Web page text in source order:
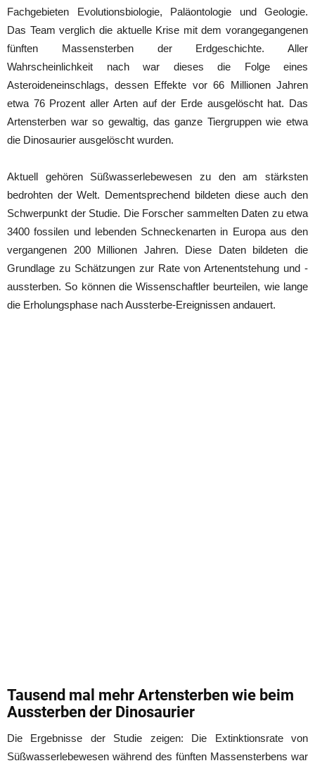
Fachgebieten Evolutionsbiologie, Paläontologie und Geologie.
Das Team verglich die aktuelle Krise mit dem vorangegangenen
fünften Massensterben der Erdgeschichte. Aller
Wahrscheinlichkeit nach war dieses die Folge eines
Asteroideneinschlags, dessen Effekte vor 66 Millionen Jahren
etwa 76 Prozent aller Arten auf der Erde ausgelöscht hat. Das
Artensterben war so gewaltig, das ganze Tiergruppen wie etwa
die Dinosaurier ausgelöscht wurden.
Aktuell gehören Süßwasserlebewesen zu den am stärksten
bedrohten der Welt. Dementsprechend bildeten diese auch den
Schwerpunkt der Studie. Die Forscher sammelten Daten zu etwa
3400 fossilen und lebenden Schneckenarten in Europa aus den
vergangenen 200 Millionen Jahren. Diese Daten bildeten die
Grundlage zu Schätzungen zur Rate von Artenentstehung und -
aussterben. So können die Wissenschaftler beurteilen, wie lange
die Erholungsphase nach Aussterbe-Ereignissen andauert.
Tausend mal mehr Artensterben wie beim
Aussterben der Dinosaurier
Die Ergebnisse der Studie zeigen: Die Extinktionsrate von
Süßwasserlebewesen während des fünften Massensterbens war